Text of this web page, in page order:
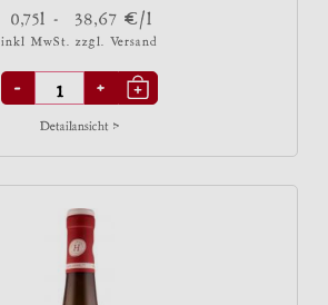
0,75l - 38,67 €/l
inkl MwSt. zzgl. Versand
- +
Detailansicht >